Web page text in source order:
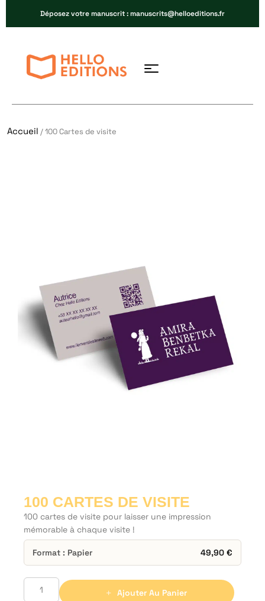
Déposez votre manuscrit : manuscrits@helloeditions.fr
Accueil / 100 Cartes de visite
100 CARTES DE VISITE
100 cartes de visite pour laisser une impression
mémorable à chaque visite !
Format : Papier 49,90 €
Ajouter Au Panier